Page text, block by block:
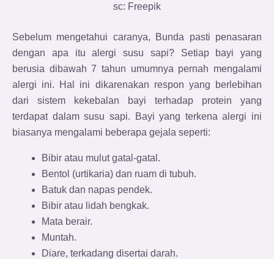
sc: Freepik
Sebelum mengetahui caranya, Bunda pasti penasaran
dengan apa itu alergi susu sapi? Setiap bayi yang
berusia dibawah 7 tahun umumnya pernah mengalami
alergi ini. Hal ini dikarenakan respon yang berlebihan
dari sistem kekebalan bayi terhadap protein yang
terdapat dalam susu sapi. Bayi yang terkena alergi ini
biasanya mengalami beberapa gejala seperti:
Bibir atau mulut gatal-gatal.
Bentol (urtikaria) dan ruam di tubuh.
Batuk dan napas pendek.
Bibir atau lidah bengkak.
Mata berair.
Muntah.
Diare, terkadang disertai darah.